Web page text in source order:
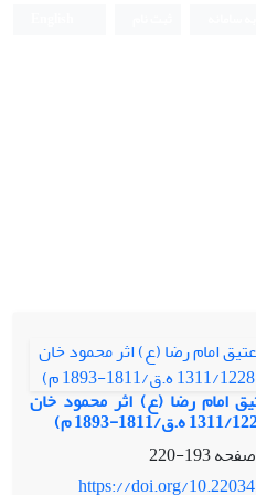
امام رضا (ع) اثر محمود خان
193-220
https://doi.org/